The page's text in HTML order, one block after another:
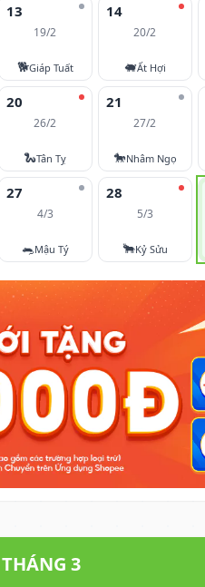
13
19/2
🐕Giáp Tuất
14
20/2
🐖Ất Hợi
20
26/2
🐍Tân Tỵ
21
27/2
🐎Nhâm Ngọ
27
4/3
🐀Mậu Tý
28
5/3
🐂Kỷ Sửu
3